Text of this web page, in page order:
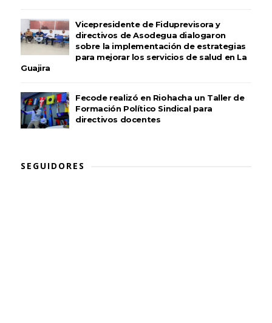
Vicepresidente de Fiduprevisora y
directivos de Asodegua dialogaron
sobre la implementación de estrategias
para mejorar los servicios de salud en La
Guajira
Fecode realizó en Riohacha un Taller de
Formación Político Sindical para
directivos docentes
SEGUIDORES